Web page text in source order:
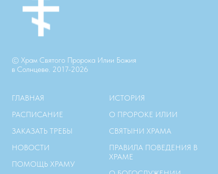
© Храм Святого Пророка Илии Божия
в Солнцеве. 2017-2026
ГЛАВНАЯ
РАСПИСАНИЕ
ЗАКАЗАТЬ ТРЕБЫ
НОВОСТИ
ПОМОЩЬ ХРАМУ
ИСТОРИЯ
О ПРОРОКЕ ИЛИИ
СВЯТЫНИ ХРАМА
ПРАВИЛА ПОВЕДЕНИЯ В
ХРАМЕ